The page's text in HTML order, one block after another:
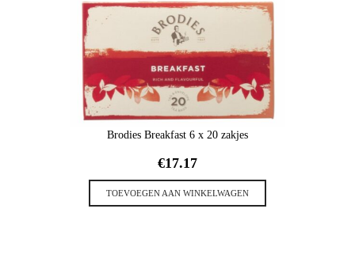
Brodies Breakfast 6 x 20 zakjes
€17.17
TOEVOEGEN AAN WINKELWAGEN